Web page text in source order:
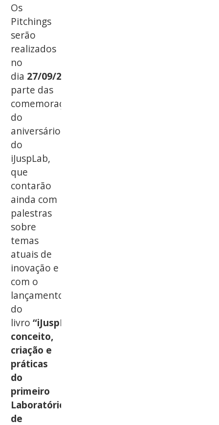
Os
Pitchings
serão
realizados
no
dia 27/09/2019
parte das
comemorações
do
aniversário
do
iJuspLab,
que
contarão
ainda com
palestras
sobre
temas
atuais de
inovação e
com o
lançamento
do
livro “iJuspLab:
conceito,
criação e
práticas
do
primeiro
Laboratório
de